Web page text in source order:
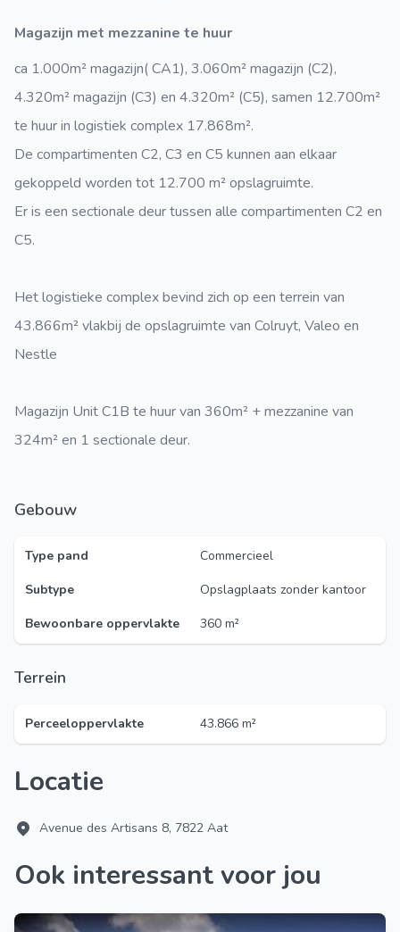
Magazijn met mezzanine te huur
ca 1.000m² magazijn( CA1), 3.060m² magazijn (C2),
4.320m² magazijn (C3) en 4.320m² (C5), samen 12.700m²
te huur in logistiek complex 17.868m².
De compartimenten C2, C3 en C5 kunnen aan elkaar
gekoppeld worden tot 12.700 m² opslagruimte.
Er is een sectionale deur tussen alle compartimenten C2 en
C5.
Het logistieke complex bevind zich op een terrein van
43.866m² vlakbij de opslagruimte van Colruyt, Valeo en
Nestle
Magazijn Unit C1B te huur van 360m² + mezzanine van
324m² en 1 sectionale deur.
Gebouw
Type pand
Commercieel
Subtype
Opslagplaats zonder kantoor
Bewoonbare oppervlakte
360 m²
Terrein
Perceeloppervlakte 43.866 m²
Locatie
Avenue des Artisans 8, 7822 Aat
Ook interessant voor jou